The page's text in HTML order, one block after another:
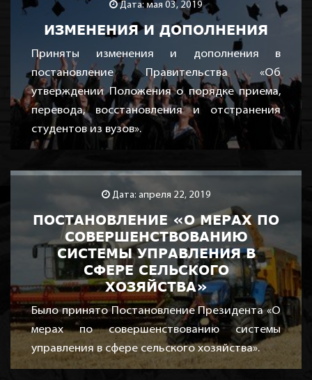
Дата: мая 03, 2019
ИЗМЕНЕНИЯ И ДОПОЛНЕНИЯ
Приняты изменения и дополнения в
постановление Правительства «Об
утверждении Положения о порядке приема,
перевода, восстановления и отстранения
студентов из вузов».
Дата: апреля 22, 2019
ПОСТАНОВЛЕНИЕ «О МЕРАХ ПО
СОВЕРШЕНСТВОВАНИЮ
СИСТЕМЫ УПРАВЛЕНИЯ В
СФЕРЕ СЕЛЬСКОГО
ХОЗЯЙСТВА»
Было принято Постановление Президента «О
мерах по совершенствованию системы
управления в сфере сельского хозяйства».